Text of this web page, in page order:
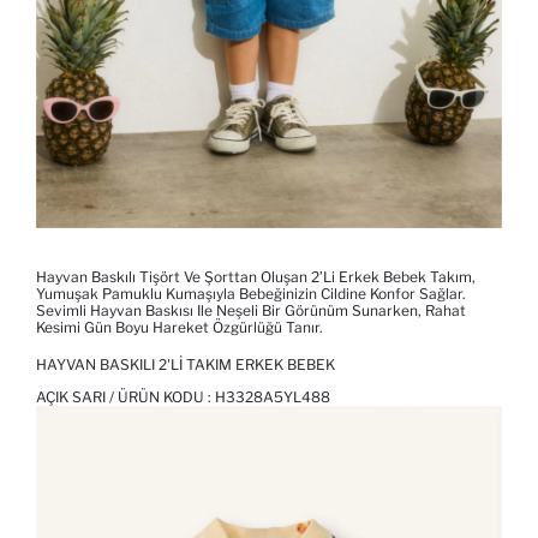
Hayvan Baskılı Tişört Ve Şorttan Oluşan 2’li Erkek Bebek Takım,
Yumuşak Pamuklu Kumaşıyla Bebeğinizin Cildine Konfor Sağlar.
Sevimli Hayvan Baskısı Ile Neşeli Bir Görünüm Sunarken, Rahat
Kesimi Gün Boyu Hareket Özgürlüğü Tanır.
HAYVAN BASKILI 2'LI TAKIM ERKEK BEBEK
AÇIK SARI / ÜRÜN KODU : H3328A5YL488